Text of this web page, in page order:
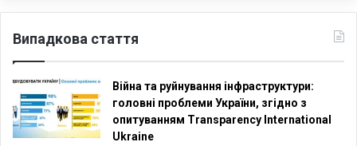
Випадкова стаття
Війна та руйнування інфраструктури:
головні проблеми України, згідно з
опитуванням Transparency International
Ukraine